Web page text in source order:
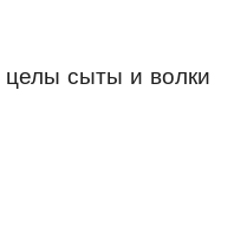
целы сыты и волки